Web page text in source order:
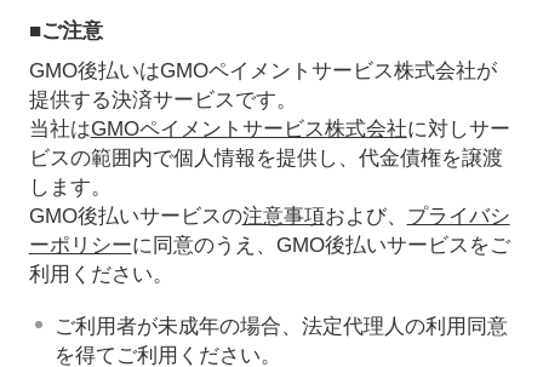
■ご注意
GMO後払いはGMOペイメントサービス株式会社が
提供する決済サービスです。
当社はGMOペイメントサービス株式会社に対しサー
ビスの範囲内で個人情報を提供し、代金債権を譲渡
します。
GMO後払いサービスの注意事項および、 プライバシ
ーポリシーに同意のうえ、GMO後払いサービスをご
利用ください。
ご利用者が未成年の場合、法定代理人の利用同意
を得てご利用ください。